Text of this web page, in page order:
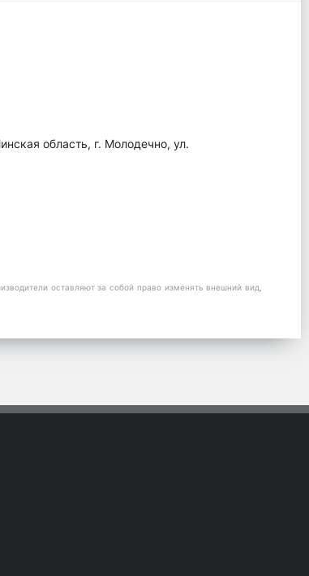
область, г. Молодечно, ул.
оставляют за собой право изменять внешний вид,